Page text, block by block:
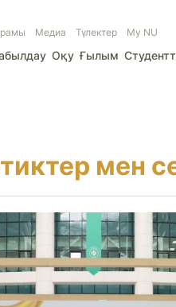
Медиа Түлектер My NU
Оқу Ғылым
мен